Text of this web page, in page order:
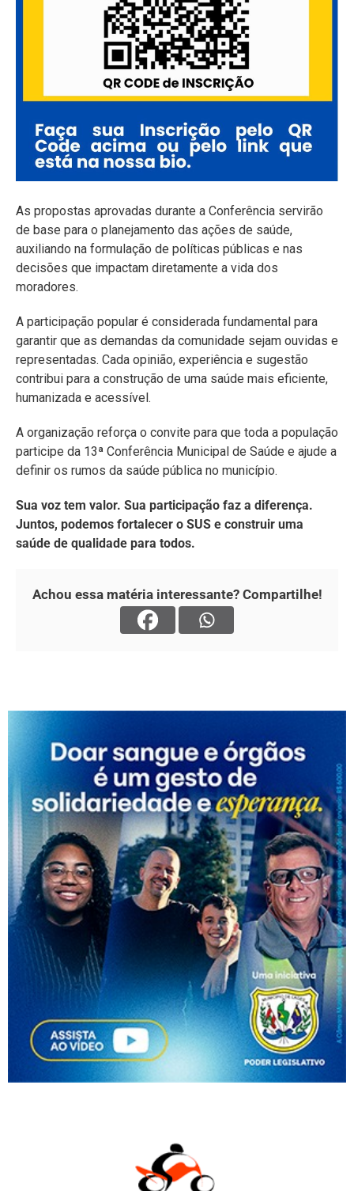
As propostas aprovadas durante a Conferência servirão
de base para o planejamento das ações de saúde,
auxiliando na formulação de políticas públicas e nas
decisões que impactam diretamente a vida dos
moradores.
A participação popular é considerada fundamental para
garantir que as demandas da comunidade sejam ouvidas e
representadas. Cada opinião, experiência e sugestão
contribui para a construção de uma saúde mais eficiente,
humanizada e acessível.
A organização reforça o convite para que toda a população
participe da 13ª Conferência Municipal de Saúde e ajude a
definir os rumos da saúde pública no município.
Sua voz tem valor. Sua participação faz a diferença.
Juntos, podemos fortalecer o SUS e construir uma
saúde de qualidade para todos.
Achou essa matéria interessante? Compartilhe!